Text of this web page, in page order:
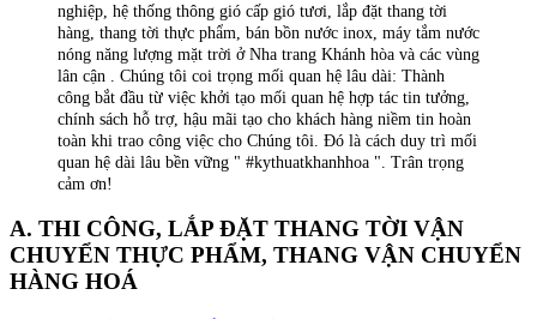
nghiệp, hệ thống thông gió cấp gió tươi, lắp đặt thang tời
hàng, thang tời thực phẩm, bán bồn nước inox, máy tắm nước
nóng năng lượng mặt trời ở Nha trang Khánh hòa và các vùng
lân cận . Chúng tôi coi trọng mối quan hệ lâu dài: Thành
công bắt đầu từ việc khởi tạo mối quan hệ hợp tác tin tưởng,
chính sách hỗ trợ, hậu mãi tạo cho khách hàng niềm tin hoàn
toàn khi trao công việc cho Chúng tôi. Đó là cách duy trì mối
quan hệ dài lâu bền vững " #kythuatkhanhhoa ". Trân trọng
cảm ơn!
A. THI CÔNG, LẮP ĐẶT THANG TỜI VẬN
CHUYỂN THỰC PHẨM, THANG VẬN CHUYỂN
HÀNG HOÁ